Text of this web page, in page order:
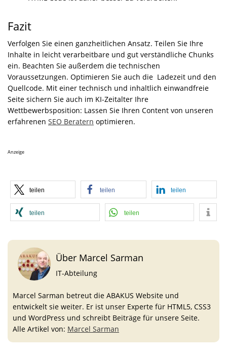
Fazit
Verfolgen Sie einen ganzheitlichen Ansatz. Teilen Sie Ihre
Inhalte in leicht verarbeitbare und gut verständliche Chunks
ein. Beachten Sie außerdem die technischen
Voraussetzungen. Optimieren Sie auch die Ladezeit und den
Quellcode. Mit einer technisch und inhaltlich einwandfreie
Seite sichern Sie auch im KI-Zeitalter Ihre
Wettbewerbsposition: Lassen Sie Ihren Content von unseren
erfahrenen SEO Beratern optimieren.
Anzeige
teilen teilen teilen
teilen teilen
Über Marcel Sarman
IT-Abteilung
Marcel Sarman betreut die ABAKUS Website und
entwickelt sie weiter. Er ist unser Experte für HTML5, CSS3
und WordPress und schreibt Beiträge für unsere Seite.
Alle Artikel von: Marcel Sarman